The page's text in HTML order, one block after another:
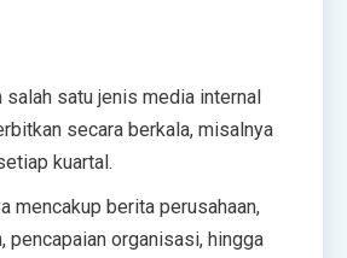
salah satu jenis media internal
secara berkala, misalnya
kuartal.
mencakup berita perusahaan,
pencapaian organisasi, hingga